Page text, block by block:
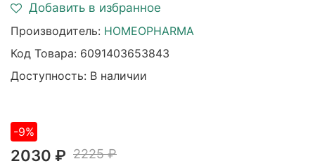
Добавить в избранное
Производитель: HOMEOPHARMA
Код Товара: 6091403653843
Доступность: В наличии
-9%
2030 ₽ 2225 ₽